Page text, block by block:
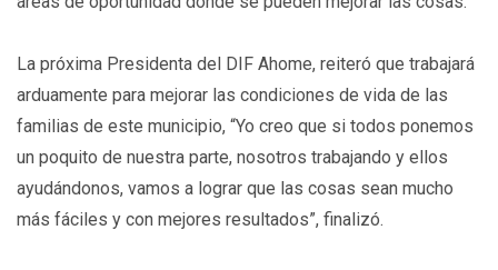
La próxima Presidenta del DIF Ahome, reiteró que trabajará
arduamente para mejorar las condiciones de vida de las
familias de este municipio, “Yo creo que si todos ponemos
un poquito de nuestra parte, nosotros trabajando y ellos
ayudándonos, vamos a lograr que las cosas sean mucho
más fáciles y con mejores resultados”, finalizó.